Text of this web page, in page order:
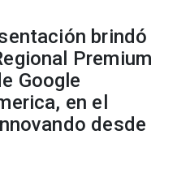
brindó
Premium
Google
en el
desde